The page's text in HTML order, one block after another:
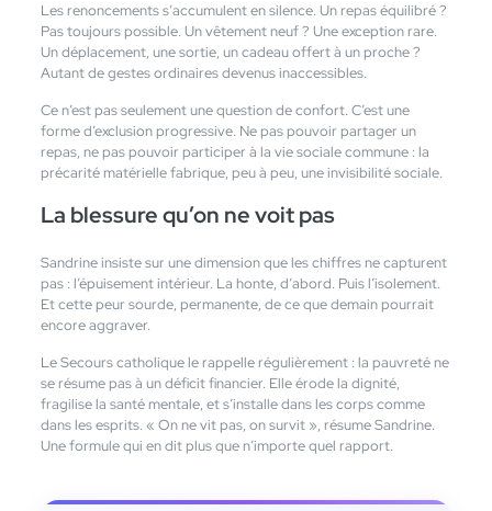
Les renoncements s’accumulent en silence. Un repas équilibré ?
Pas toujours possible. Un vêtement neuf ? Une exception rare.
Un déplacement, une sortie, un cadeau offert à un proche ?
Autant de gestes ordinaires devenus inaccessibles.
Ce n’est pas seulement une question de confort. C’est une
forme d’exclusion progressive. Ne pas pouvoir partager un
repas, ne pas pouvoir participer à la vie sociale commune : la
précarité matérielle fabrique, peu à peu, une invisibilité sociale.
La blessure qu’on ne voit pas
Sandrine insiste sur une dimension que les chiffres ne capturent
pas : l’épuisement intérieur. La honte, d’abord. Puis l’isolement.
Et cette peur sourde, permanente, de ce que demain pourrait
encore aggraver.
Le Secours catholique le rappelle régulièrement : la pauvreté ne
se résume pas à un déficit financier. Elle érode la dignité,
fragilise la santé mentale, et s’installe dans les corps comme
dans les esprits. « On ne vit pas, on survit », résume Sandrine.
Une formule qui en dit plus que n’importe quel rapport.